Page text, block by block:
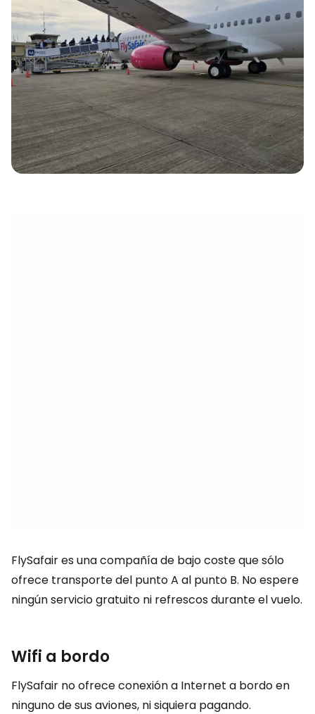
FlySafair es una compañía de bajo coste que sólo
ofrece transporte del punto A al punto B. No espere
ningún servicio gratuito ni refrescos durante el vuelo.
Wifi a bordo
FlySafair no ofrece conexión a Internet a bordo en
ninguno de sus aviones, ni siquiera pagando.